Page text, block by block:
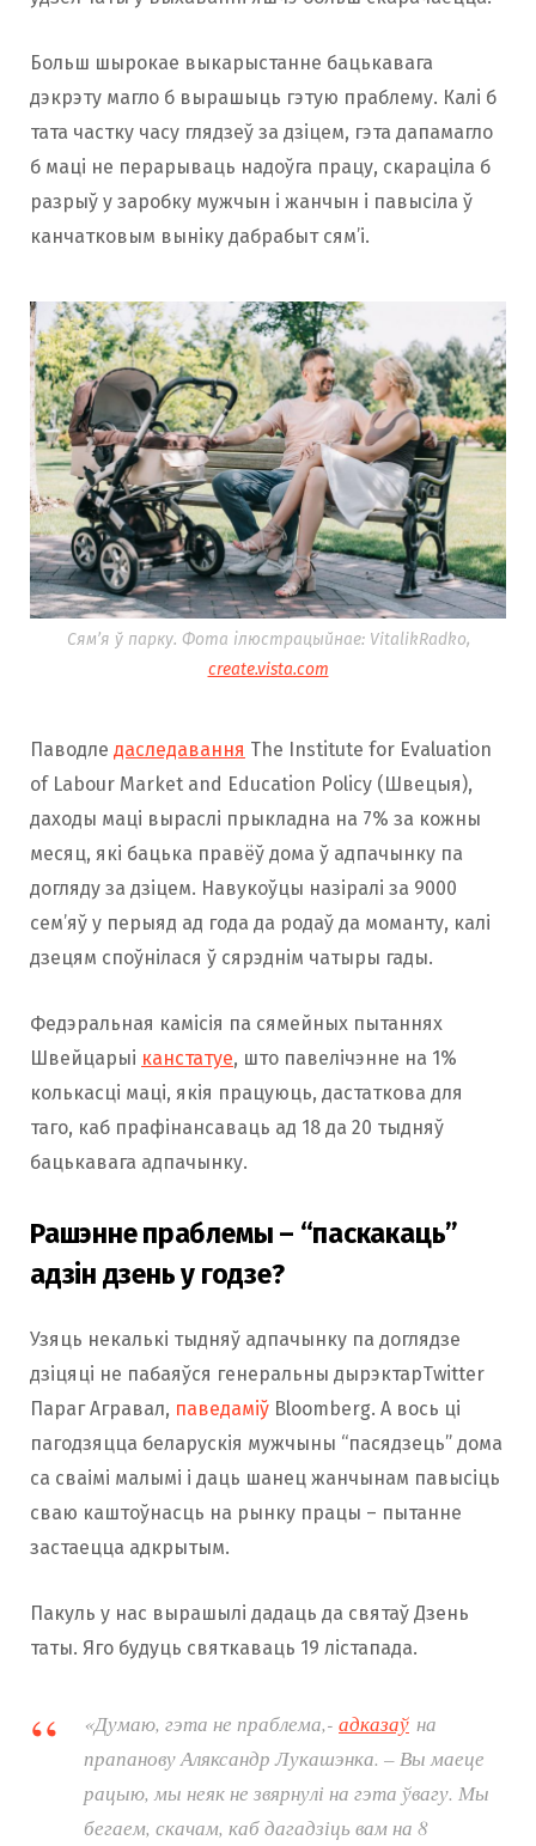
Больш шырокае выкарыстанне бацькавага
дэкрэту магло б вырашыць гэтую праблему. Калі б
тата частку часу глядзеў за дзіцем, гэта дапамагло
б маці не перарываць надоўга працу, скараціла б
разрыў у заробку мужчын і жанчын і павысіла ў
канчатковым выніку дабрабыт сям’і.
Сям’я ў парку. Фота ілюстрацыйнае: VitalikRadko,
create.vista.com
Паводле даследавання The Institute for Evaluation
of Labour Market and Education Policy (Швецыя),
даходы маці выраслі прыкладна на 7% за кожны
месяц, які бацька правёў дома ў адпачынку па
догляду за дзіцем. Навукоўцы назіралі за 9000
сем’яў у перыяд ад года да родаў да моманту, калі
дзецям споўнілася ў сярэднім чатыры гады.
Федэральная камісія па сямейных пытаннях
Швейцарыі канстатуе, што павелічэнне на 1%
колькасці маці, якія працуюць, дастаткова для
таго, каб прафінансаваць ад 18 да 20 тыдняў
бацькавага адпачынку.
Рашэнне праблемы – “паскакаць”
адзін дзень у годзе?
Узяць некалькі тыдняў адпачынку па доглядзе
дзіцяці не пабаяўся генеральны дырэктарTwitter
Параг Агравал, паведаміў Bloomberg. А вось ці
пагодзяцца беларускія мужчыны “пасядзець” дома
са сваімі малымі і даць шанец жанчынам павысіць
сваю каштоўнасць на рынку працы – пытанне
застаецца адкрытым.
Пакуль у нас вырашылі дадаць да святаў Дзень
таты. Яго будуць святкаваць 19 лістапада.
«Думаю, гэта не праблема,- адказаў на
прапанову Аляксандр Лукашэнка. – Вы маеце
рацыю, мы неяк не звярнулі на гэта ўвагу. Мы
бегаем, скачам, каб дагадзіць вам на 8